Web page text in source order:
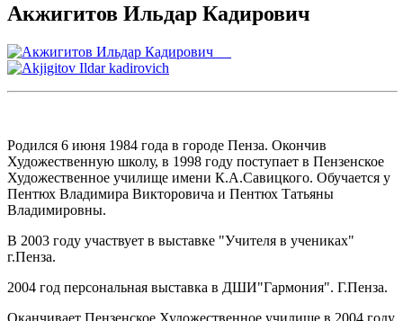
Акжигитов Ильдар Кадирович
Родился 6 июня 1984 года в городе Пенза. Окончив
Художественную школу, в 1998 году поступает в Пензенское
Художественное училище имени К.А.Савицкого. Обучается у
Пентюх Владимира Викторовича и Пентюх Татьяны
Владимировны.
В 2003 году участвует в выставке "Учителя в учениках"
г.Пенза.
2004 год персональная выставка в ДШИ"Гармония". Г.Пенза.
Оканчивает Пензенское Художественное училище в 2004 году